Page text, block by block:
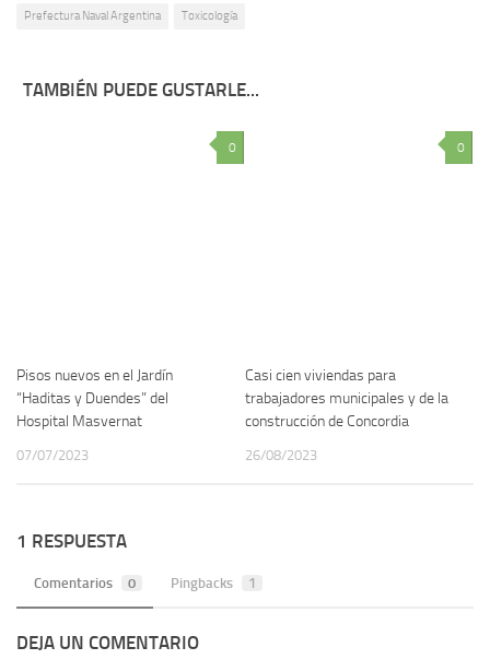
Prefectura Naval Argentina Toxicología
TAMBIÉN PUEDE GUSTARLE...
0
Pisos nuevos en el Jardín
“Haditas y Duendes” del
Hospital Masvernat
07/07/2023
0
Casi cien viviendas para
trabajadores municipales y de la
construcción de Concordia
26/08/2023
1 RESPUESTA
Comentarios 0 Pingbacks 1
DEJA UN COMENTARIO